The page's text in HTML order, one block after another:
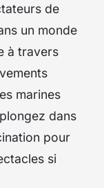
de
un monde
à travers
marines
dans
pour
si